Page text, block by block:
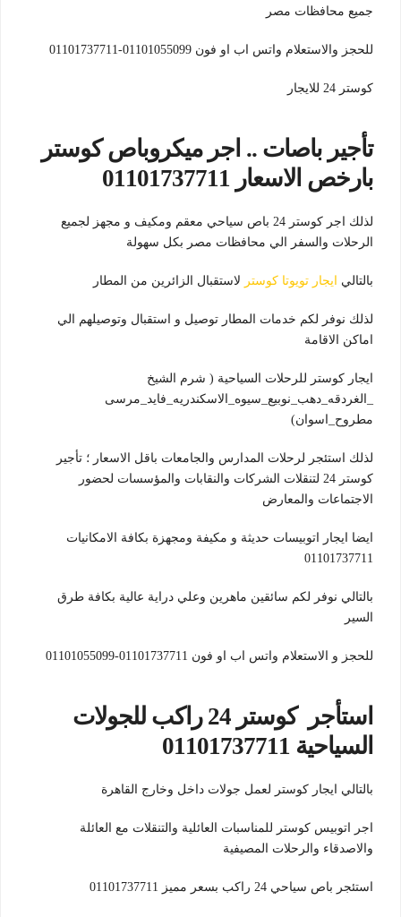
جميع محافظات مصر
للحجز والاستعلام واتس اب او فون 01101055099-01101737711
كوستر 24 للايجار
تأجير باصات .. اجر ميكروباص كوستر
بارخص الاسعار 01101737711
لذلك اجر كوستر 24 باص سياحي معقم ومكيف و مجهز لجميع
الرحلات والسفر الي محافظات مصر بكل سهولة
بالتالي ايجار تويوتا كوستر لاستقبال الزائرين من المطار
لذلك نوفر لكم خدمات المطار توصيل و استقبال وتوصيلهم الي
اماكن الاقامة
ايجار كوستر للرحلات السياحية ( شرم الشيخ
_الغردقه_دهب_نوبيع_سيوه_الاسكندريه_فايد_مرسى
مطروح_اسوان)
لذلك استئجر لرحلات المدارس والجامعات باقل الاسعار ؛ تأجير
كوستر 24 لتنقلات الشركات والنقابات والمؤسسات لحضور
الاجتماعات والمعارض
ايضا ايجار اتوبيسات حديثة و مكيفة ومجهزة بكافة الامكانيات
01101737711
بالتالي نوفر لكم سائقين ماهرين وعلي دراية عالية بكافة طرق
السير
للحجز و الاستعلام واتس اب او فون 01101737711-01101055099
استأجر كوستر 24 راكب للجولات
السياحية 01101737711
بالتالي ايجار كوستر لعمل جولات داخل وخارج القاهرة
اجر اتوبيس كوستر للمناسبات العائلية والتنقلات مع العائلة
والاصدقاء والرحلات المصيفية
استئجر باص سياحي 24 راكب بسعر مميز 01101737711